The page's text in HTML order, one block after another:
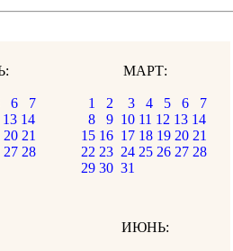
6
7
13 14
20 21
27 28
МАРТ:
1 2 3 4 5 6
7
8
9 10 11 12 13 14
15 16 17 18 19 20 21
22 23 24 25 26 27 28
29 30 31
ИЮНЬ: